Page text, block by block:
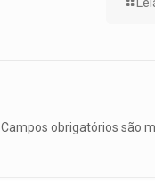
Campos obrigatórios são